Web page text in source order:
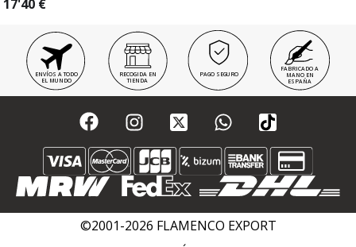
17'40 €
ENVÍOS A TODO
EL MUNDO
RECOGIDA EN
TIENDA
PAGO SEGURO
FABRICADO A
MANO EN
ESPAÑA
©2001-2026 FLAMENCO EXPORT